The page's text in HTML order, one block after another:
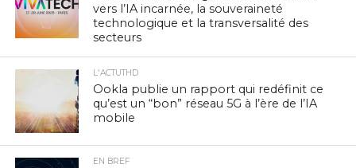
vers l’IA incarnée, la souveraineté
technologique et la transversalité des
secteurs
L'ACTUTHD
Ookla publie un rapport qui redéfinit ce
qu’est un “bon” réseau 5G à l’ère de l’IA
mobile
EN BREF